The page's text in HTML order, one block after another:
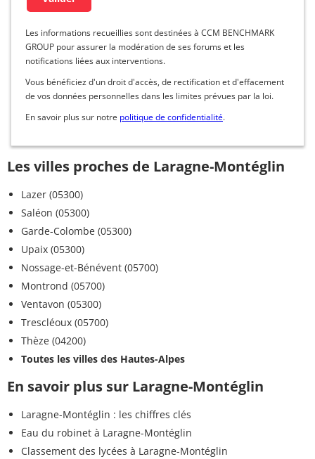
Les informations recueillies sont destinées à CCM BENCHMARK
GROUP pour assurer la modération de ses forums et les
notifications liées aux interventions.
Vous bénéficiez d'un droit d'accès, de rectification et d'effacement
de vos données personnelles dans les limites prévues par la loi.
En savoir plus sur notre politique de confidentialité.
Les villes proches de Laragne-Montéglin
Lazer (05300)
Saléon (05300)
Garde-Colombe (05300)
Upaix (05300)
Nossage-et-Bénévent (05700)
Montrond (05700)
Ventavon (05300)
Trescléoux (05700)
Thèze (04200)
Toutes les villes des Hautes-Alpes
En savoir plus sur Laragne-Montéglin
Laragne-Montéglin : les chiffres clés
Eau du robinet à Laragne-Montéglin
Classement des lycées à Laragne-Montéglin